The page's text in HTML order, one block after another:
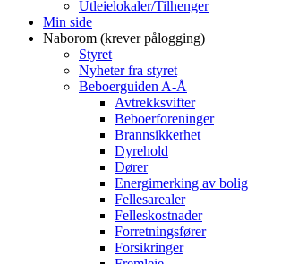
Utleielokaler/Tilhenger
Min side
Naborom (krever pålogging)
Styret
Nyheter fra styret
Beboerguiden A-Å
Avtrekksvifter
Beboerforeninger
Brannsikkerhet
Dyrehold
Dører
Energimerking av bolig
Fellesarealer
Felleskostnader
Forretningsfører
Forsikringer